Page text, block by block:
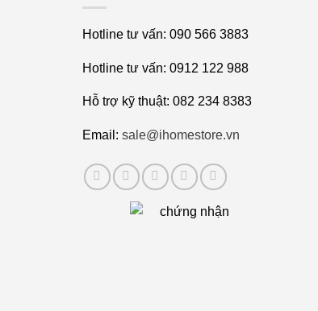
Hotline tư vấn: 090 566 3883
Hotline tư vấn: 0912 122 988
Hỗ trợ kỹ thuật: 082 234 8383
Email: sale@ihomestore.vn